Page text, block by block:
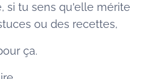
si tu sens qu'elle mérite
ou des recettes,
ça.